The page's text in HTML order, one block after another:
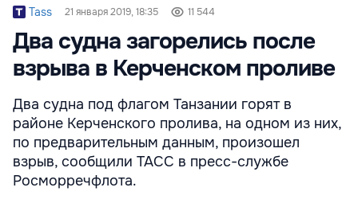
Tass 21 января 2019, 18:35 11 544
Два судна загорелись после
взрыва в Керченском проливе
Два судна под флагом Танзании горят в
районе Керченского пролива, на одном из них,
по предварительным данным, произошел
взрыв, сообщили ТАСС в пресс-службе
Росморречфлота.